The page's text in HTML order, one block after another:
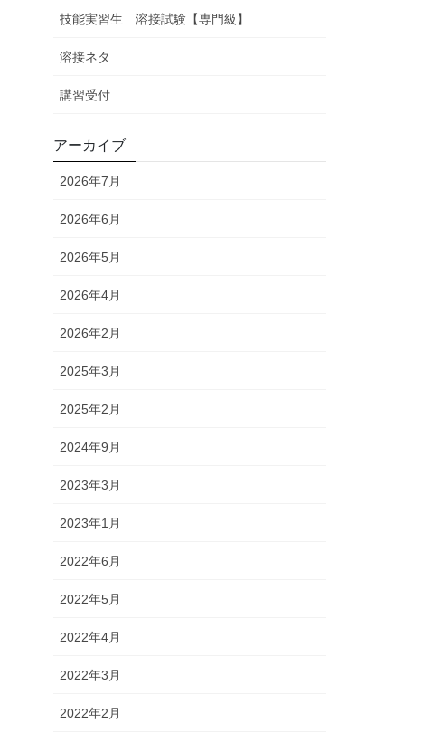
技能実習生 溶接試験【専門級】
溶接ネタ
講習受付
アーカイブ
2026年7月
2026年6月
2026年5月
2026年4月
2026年2月
2025年3月
2025年2月
2024年9月
2023年3月
2023年1月
2022年6月
2022年5月
2022年4月
2022年3月
2022年2月